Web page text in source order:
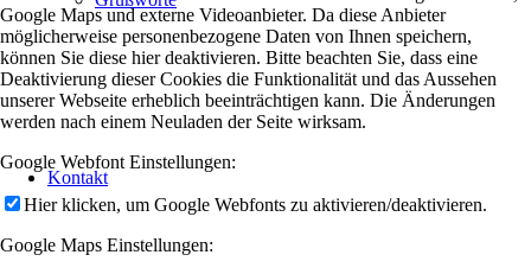
Kontakt
Google Maps und externe Videoanbieter. Da diese Anbieter
möglicherweise personenbezogene Daten von Ihnen speichern,
können Sie diese hier deaktivieren. Bitte beachten Sie, dass eine
Deaktivierung dieser Cookies die Funktionalität und das Aussehen
unserer Webseite erheblich beeinträchtigen kann. Die Änderungen
werden nach einem Neuladen der Seite wirksam.
Google Webfont Einstellungen:
Hier klicken, um Google Webfonts zu aktivieren/deaktivieren.
Google Maps Einstellungen: